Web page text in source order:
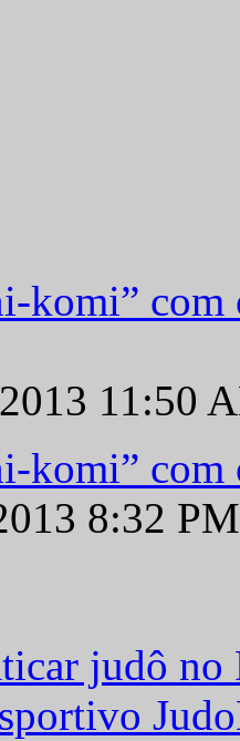
komi” com
11:50
komi” com
8:32
judô